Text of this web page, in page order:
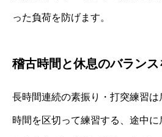
った負荷を防げます。
稽古時間と休息のバランス
長時間連続の素振り・打突練習は
時間を区切って練習する、途中